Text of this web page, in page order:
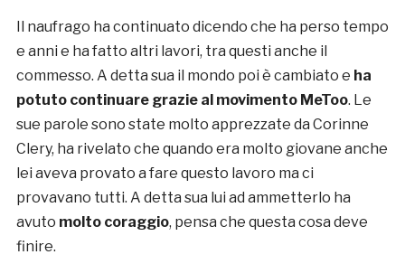
Il naufrago ha continuato dicendo che ha perso tempo
e anni e ha fatto altri lavori, tra questi anche il
commesso. A detta sua il mondo poi è cambiato e ha
potuto continuare grazie al movimento MeToo. Le
sue parole sono state molto apprezzate da Corinne
Clery, ha rivelato che quando era molto giovane anche
lei aveva provato a fare questo lavoro ma ci
provavano tutti. A detta sua lui ad ammetterlo ha
avuto molto coraggio, pensa che questa cosa deve
finire.